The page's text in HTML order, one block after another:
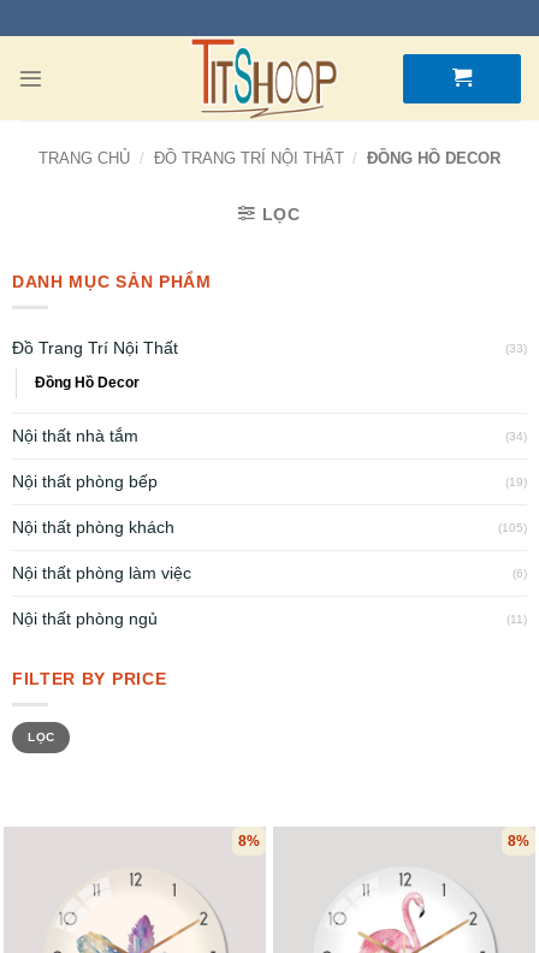
TRANG CHỦ / ĐỒ TRANG TRÍ NỘI THẤT / ĐỒNG HỒ DECOR
LỌC
DANH MỤC SẢN PHẨM
Đồ Trang Trí Nội Thất (33)
Đồng Hồ Decor
Nội thất nhà tắm (34)
Nội thất phòng bếp (19)
Nội thất phòng khách (105)
Nội thất phòng làm việc (6)
Nội thất phòng ngủ (11)
FILTER BY PRICE
LỌC
8% 8%